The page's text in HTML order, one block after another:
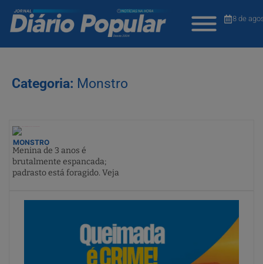
8 de
Categoria: Monstro
MONSTRO
Menina de 3 anos é
brutalmente espancada;
padrasto está foragido. Veja